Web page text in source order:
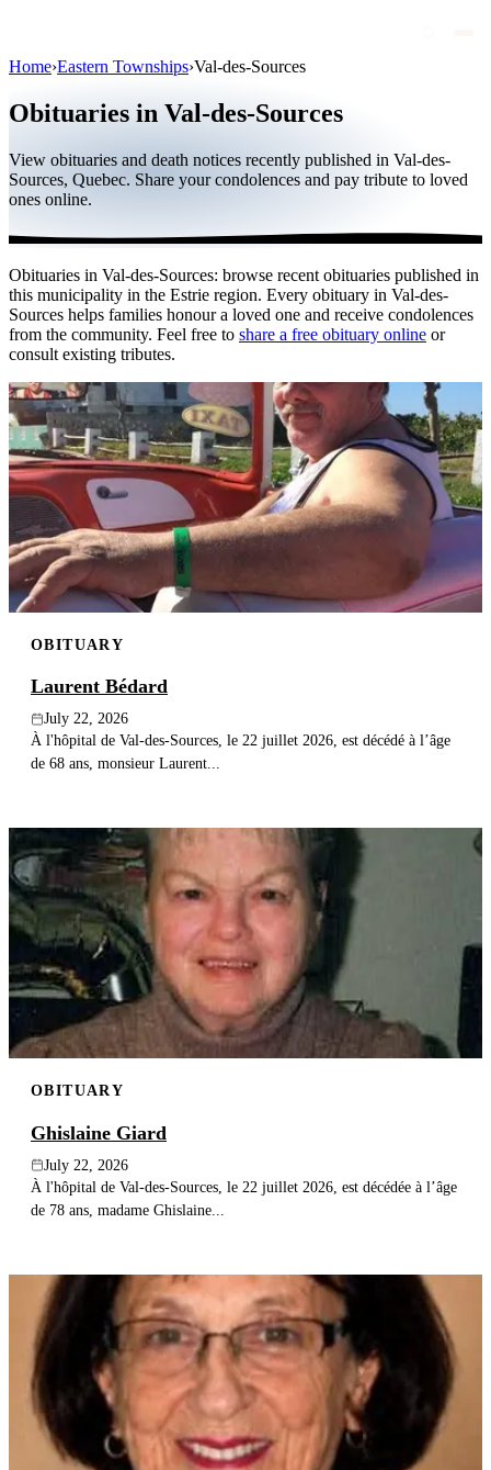
Public figures
Quebec
Canada
International
By region
By city
Eternea
Blog
Publish an obituary
Search
Home›Eastern Townships›Val-des-Sources
Obituaries in Val-des-Sources
View obituaries and death notices recently published in Val-des-
Sources, Quebec. Share your condolences and pay tribute to loved
ones online.
Obituaries in Val-des-Sources: browse recent obituaries published in
this municipality in the Estrie region. Every obituary in Val-des-
Sources helps families honour a loved one and receive condolences
from the community. Feel free to share a free obituary online or
consult existing tributes.
OBITUARY
Laurent Bédard
July 22, 2026
À l'hôpital de Val-des-Sources, le 22 juillet 2026, est décédé à l’âge
de 68 ans, monsieur Laurent...
OBITUARY
Ghislaine Giard
July 22, 2026
À l'hôpital de Val-des-Sources, le 22 juillet 2026, est décédée à l’âge
de 78 ans, madame Ghislaine...